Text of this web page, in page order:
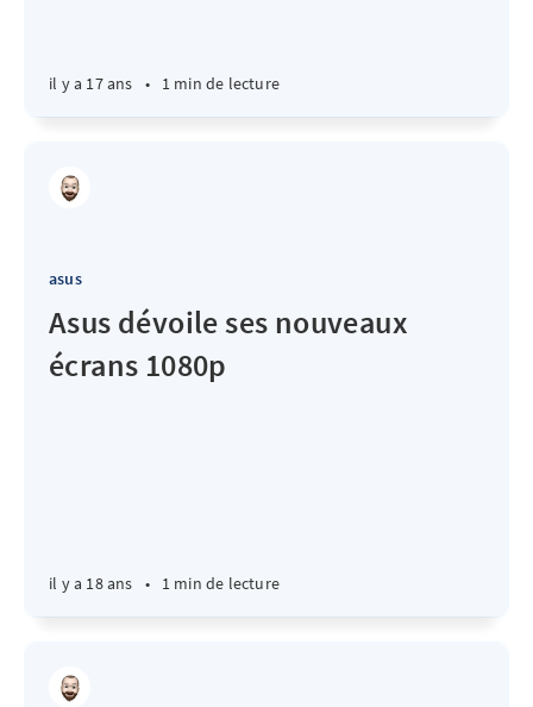
il y a 17 ans • 1 min de lecture
asus
Asus dévoile ses nouveaux
écrans 1080p
il y a 18 ans • 1 min de lecture